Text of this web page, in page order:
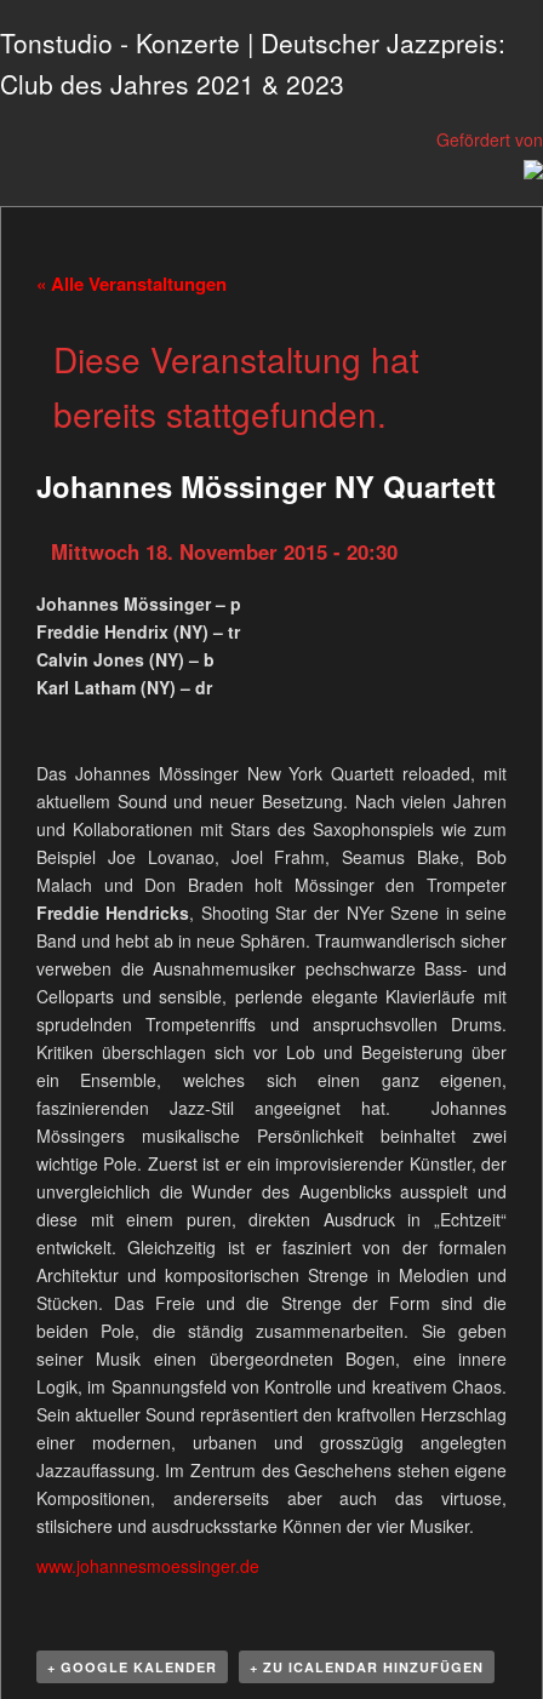
Tonstudio - Konzerte | Deutscher Jazzpreis:
Club des Jahres 2021 & 2023
Gefördert von
« Alle Veranstaltungen
Diese Veranstaltung hat
bereits stattgefunden.
Johannes Mössinger NY Quartett
Mittwoch 18. November 2015 - 20:30
Johannes Mössinger – p
Freddie Hendrix (NY) – tr
Calvin Jones (NY) – b
Karl Latham (NY) – dr
Das Johannes Mössinger New York Quartett reloaded, mit
aktuellem Sound und neuer Besetzung. Nach vielen Jahren
und Kollaborationen mit Stars des Saxophonspiels wie zum
Beispiel Joe Lovanao, Joel Frahm, Seamus Blake, Bob
Malach und Don Braden holt Mössinger den Trompeter
Freddie Hendricks, Shooting Star der NYer Szene in seine
Band und hebt ab in neue Sphären. Traumwandlerisch sicher
verweben die Ausnahmemusiker pechschwarze Bass- und
Celloparts und sensible, perlende elegante Klavierläufe mit
sprudelnden Trompetenriffs und anspruchsvollen Drums.
Kritiken überschlagen sich vor Lob und Begeisterung über
ein Ensemble, welches sich einen ganz eigenen,
faszinierenden Jazz-Stil angeeignet hat.
Johannes
Mössingers musikalische Persönlichkeit beinhaltet zwei
wichtige Pole. Zuerst ist er ein improvisierender Künstler, der
unvergleichlich die Wunder des Augenblicks ausspielt und
diese mit einem puren, direkten Ausdruck in „Echtzeit“
entwickelt. Gleichzeitig ist er fasziniert von der formalen
Architektur und kompositorischen Strenge in Melodien und
Stücken. Das Freie und die Strenge der Form sind die
beiden Pole, die ständig zusammenarbeiten. Sie geben
seiner Musik einen übergeordneten Bogen, eine innere
Logik, im Spannungsfeld von Kontrolle und kreativem Chaos.
Sein aktueller Sound repräsentiert den kraftvollen Herzschlag
einer modernen, urbanen und grosszügig angelegten
Jazzauffassung. Im Zentrum des Geschehens stehen eigene
Kompositionen, andererseits aber auch das virtuose,
stilsichere und ausdrucksstarke Können der vier Musiker.
www.johannesmoessinger.de
+ GOOGLE KALENDER + ZU ICALENDAR HINZUFÜGEN